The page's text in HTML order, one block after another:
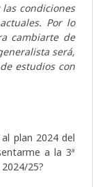
condiciones
Por lo
cambiarte de
será,
estudios con
plan 2024 del
a la 3ª
25?